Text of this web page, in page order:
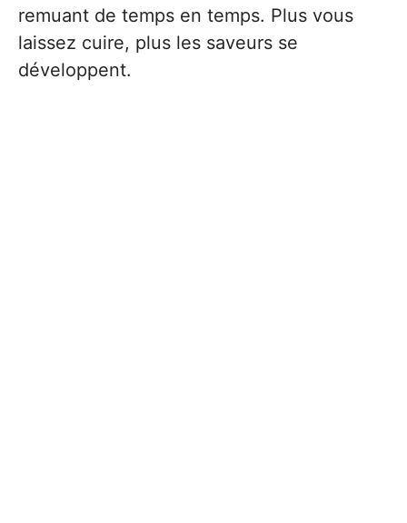
remuant de temps en temps. Plus vous
laissez cuire, plus les saveurs se
développent.